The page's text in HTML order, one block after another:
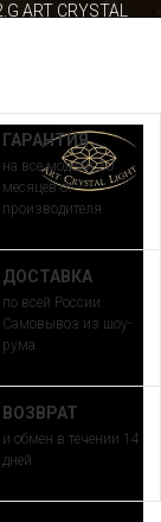
CRYSTAL
ГАРАНТИЯ
на все модели 30
месяцев от
производителя
ДОСТАВКА
по всей России.
Самовывоз из шоу-
рума
ВОЗВРАТ
и обмен в течении 14
дней